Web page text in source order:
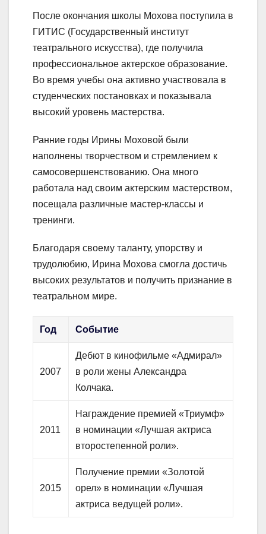
После окончания школы Мохова поступила в
ГИТИС (Государственный институт
театрального искусства), где получила
профессиональное актерское образование.
Во время учебы она активно участвовала в
студенческих постановках и показывала
высокий уровень мастерства.
Ранние годы Ирины Моховой были
наполнены творчеством и стремлением к
самосовершенствованию. Она много
работала над своим актерским мастерством,
посещала различные мастер-классы и
тренинги.
Благодаря своему таланту, упорству и
трудолюбию, Ирина Мохова смогла достичь
высоких результатов и получить признание в
театральном мире.
Год Событие
2007
Дебют в кинофильме «Адмирал»
в роли жены Александра
Колчака.
2011
Награждение премией «Триумф»
в номинации «Лучшая актриса
второстепенной роли».
2015
Получение премии «Золотой
орел» в номинации «Лучшая
актриса ведущей роли».